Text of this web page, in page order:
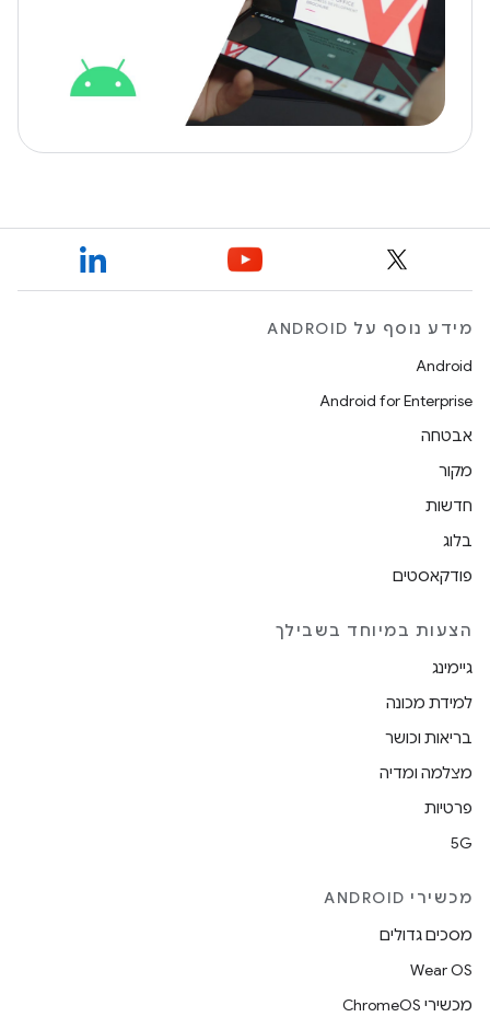
מידע נוסף על ANDROID
Android
Android for Enterprise
אבטחה
מקור
חדשות
בלוג
פודקאסטים
הצעות במיוחד בשבילך
גיימינג
למידת מכונה
בריאות וכושר
מצלמה ומדיה
פרטיות
5G
מכשירי ANDROID
מסכים גדולים
Wear OS
מכשירי ChromeOS